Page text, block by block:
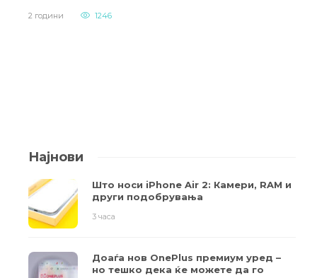
2 години 1246
Најнови
Што носи iPhone Air 2: Камери, RAM и
други подобрувања
3 часа
Доаѓа нов OnePlus премиум уред –
но тешко дека ќе можете да го